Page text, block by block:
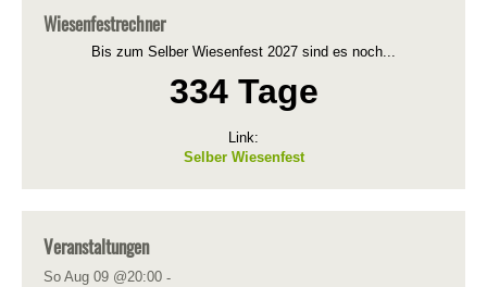
Wiesenfestrechner
Bis zum Selber Wiesenfest 2027 sind es noch...
334 Tage
Link:
Selber Wiesenfest
Veranstaltungen
So Aug 09 @20:00 -